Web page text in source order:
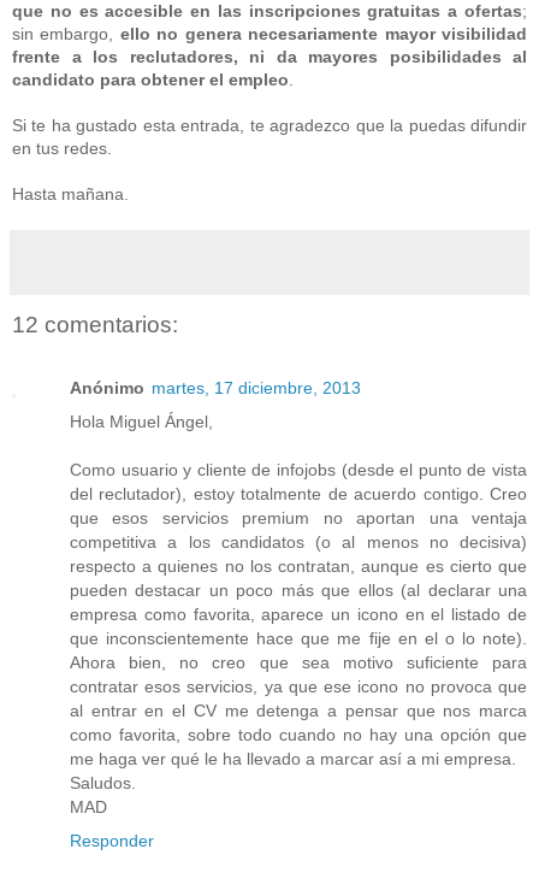
que no es accesible en las inscripciones gratuitas a ofertas;
sin embargo, ello no genera necesariamente mayor visibilidad
frente a los reclutadores, ni da mayores posibilidades al
candidato para obtener el empleo.
Si te ha gustado esta entrada, te agradezco que la puedas difundir
en tus redes.
Hasta mañana.
12 comentarios:
Anónimo martes, 17 diciembre, 2013
Hola Miguel Ángel,
Como usuario y cliente de infojobs (desde el punto de vista
del reclutador), estoy totalmente de acuerdo contigo. Creo
que esos servicios premium no aportan una ventaja
competitiva a los candidatos (o al menos no decisiva)
respecto a quienes no los contratan, aunque es cierto que
pueden destacar un poco más que ellos (al declarar una
empresa como favorita, aparece un icono en el listado de
que inconscientemente hace que me fije en el o lo note).
Ahora bien, no creo que sea motivo suficiente para
contratar esos servicios, ya que ese icono no provoca que
al entrar en el CV me detenga a pensar que nos marca
como favorita, sobre todo cuando no hay una opción que
me haga ver qué le ha llevado a marcar así a mi empresa.
Saludos.
MAD
Responder